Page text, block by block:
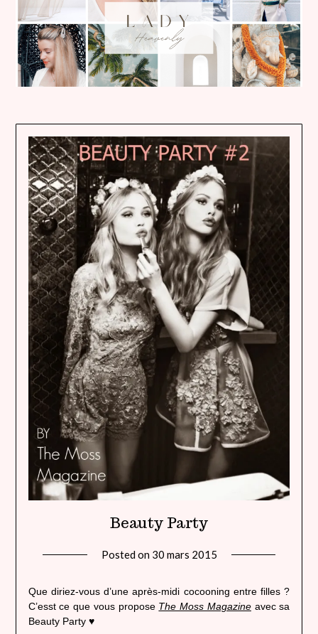
Beauty Party
Posted on 30 mars 2015
heavenly
Que diriez-vous d’une après-midi cocooning entre filles ?
C’esst ce que vous propose The Moss Magazineavec sa
Beauty Party ♥